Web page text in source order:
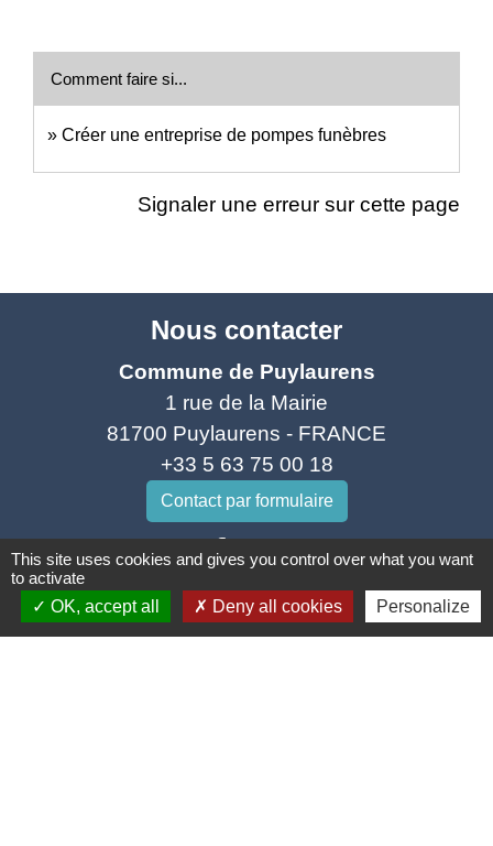
Comment faire si...
Créer une entreprise de pompes funèbres
Signaler une erreur sur cette page
Nous contacter
Commune de Puylaurens
1 rue de la Mairie
81700 Puylaurens - FRANCE
+33 5 63 75 00 18
Contact par formulaire
This site uses cookies and gives you control over what you want
to activate
OK, accept all
Deny all cookies Personalize